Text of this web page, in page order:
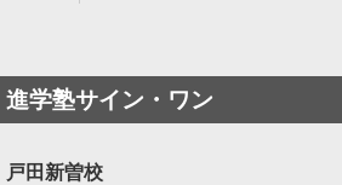
進学塾サイン・ワン
戸田新曽校